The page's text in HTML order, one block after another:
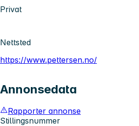
Privat
Nettsted
https://www.pettersen.no/
Annonsedata
Rapporter annonse
Stillingsnummer